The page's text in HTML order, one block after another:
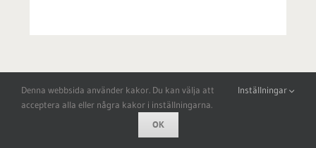
Denna webbsida använder kakor. Du kan välja att
acceptera alla eller några kakor i inställningarna.
Inställningar
OK